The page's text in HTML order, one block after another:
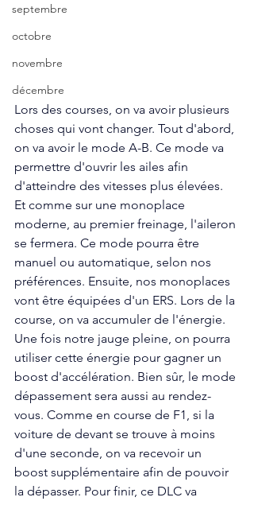
septembre
octobre
novembre
décembre
Lors des courses, on va avoir plusieurs
choses qui vont changer. Tout d'abord,
on va avoir le mode A-B. Ce mode va
permettre d'ouvrir les ailes afin
d'atteindre des vitesses plus élevées.
Et comme sur une monoplace
moderne, au premier freinage, l'aileron
se fermera. Ce mode pourra être
manuel ou automatique, selon nos
préférences. Ensuite, nos monoplaces
vont être équipées d'un ERS. Lors de la
course, on va accumuler de l'énergie.
Une fois notre jauge pleine, on pourra
utiliser cette énergie pour gagner un
boost d'accélération. Bien sûr, le mode
dépassement sera aussi au rendez-
vous. Comme en course de F1, si la
voiture de devant se trouve à moins
d'une seconde, on va recevoir un
boost supplémentaire afin de pouvoir
la dépasser. Pour finir, ce DLC va